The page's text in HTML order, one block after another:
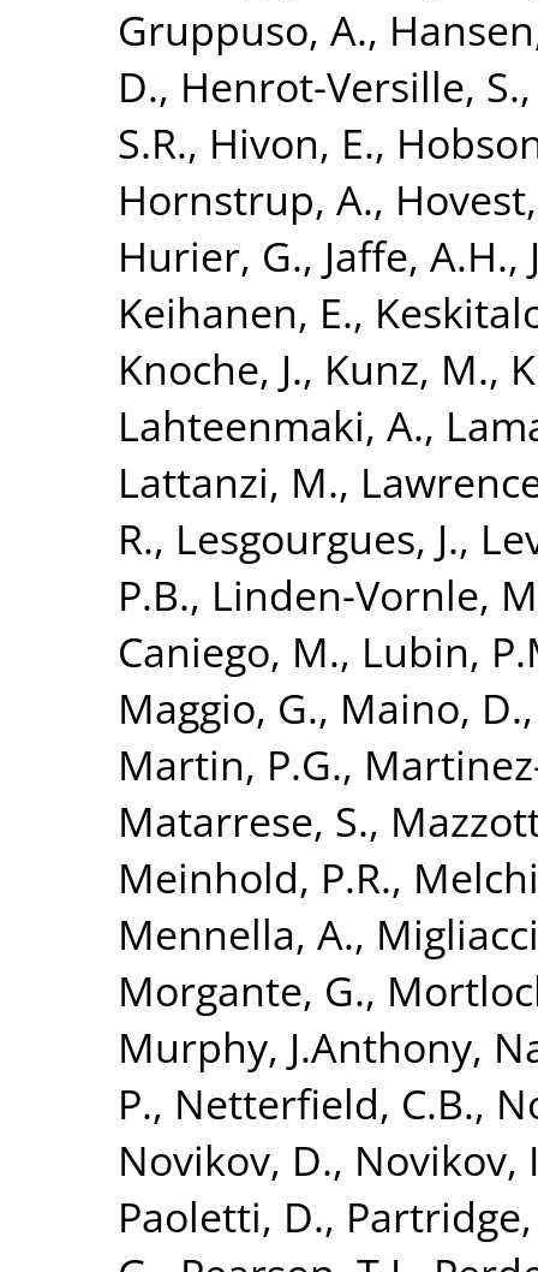
Gruppuso, A.,
D., Henrot-Versille, S.
S.R., Hivon, E.,
Hornstrup, A.,
Hurier, G., Jaffe, A.H.,
Keihanen, E.,
Knoche, J., Kunz, M.,
Lahteenmaki, A.,
Lattanzi, M.,
R., Lesgourgues, J.,
P.B., Linden-Vornle,
Caniego, M., Lubin,
Maggio, G., Maino, D.
Martin, P.G.,
Matarrese, S.,
Meinhold, P.R.,
Mennella, A.,
Morgante, G.,
Murphy, J.Anthony,
P., Netterfield, C.B.,
Novikov, D., Novikov,
Paoletti, D.,